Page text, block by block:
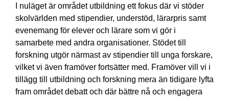
I nuläget är området utbildning ett fokus där vi stöder
skolvärlden med stipendier, understöd, lärarpris samt
evenemang för elever och lärare som vi gör i
samarbete med andra organisationer. Stödet till
forskning utgör närmast av stipendier till unga forskare,
vilket vi även framöver fortsätter med. Framöver vill vi i
tillägg till utbildning och forskning mera än tidigare lyfta
fram området debatt och där bättre nå och engagera